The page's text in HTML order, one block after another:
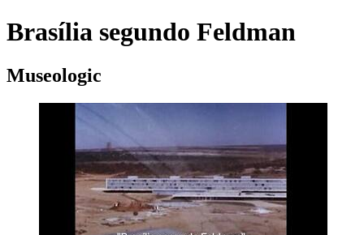
Brasília segundo Feldman
Museologic